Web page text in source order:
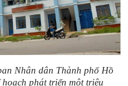
Nhân dân Thành phố Hồ
phát triển một triệu